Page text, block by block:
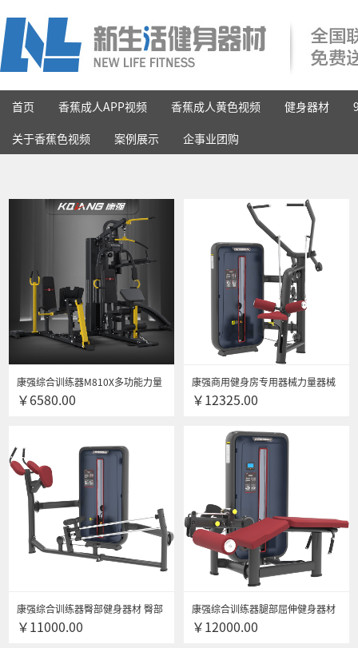
首页 香蕉成人APP视频 香蕉成人黄色视频 健身器材
关于香蕉色视频
案例展示 企事业团购
康强综合训练器M810X多功能力量
器械家用健身器材四人站铸铁配重
￥6580.00
康强商用健身房专用器械力量器械
专项器械无氧健身器械 6006高拉背
￥12325.00
康强综合训练器臀部健身器材 臀部
力量训练器材 XG-Z-6007臀部训练
￥11000.00
康强综合训练器腿部屈伸健身器材
腿部屈伸力量训练器材 6008俯卧式
￥12000.00